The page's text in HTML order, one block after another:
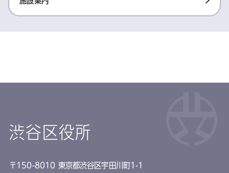
渋谷区役所
〒150-8010 東京都渋谷区宇田川町1-1